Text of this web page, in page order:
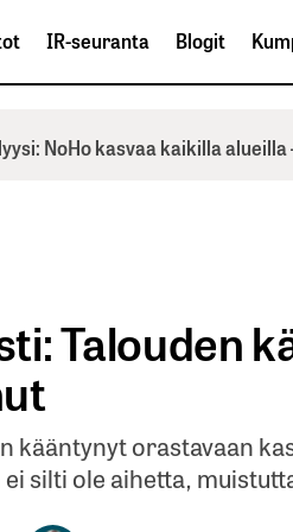
IR-seuranta Blogit
NoHo kasvaa kaikilla alueilla
Talouden
kääntynyt orastavaan
silti ole aihetta,